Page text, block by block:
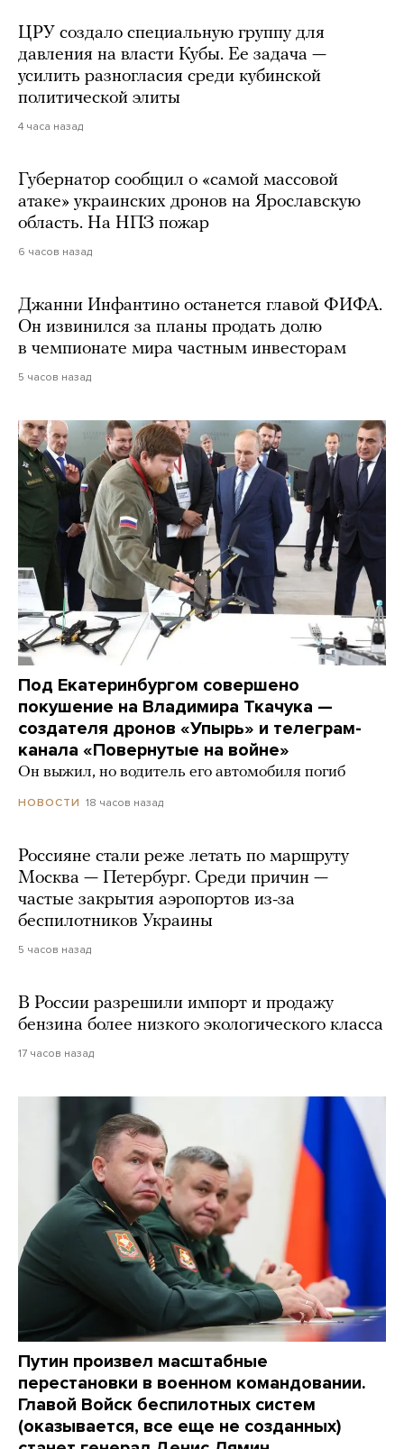
ЦРУ создало специальную группу для
давления на власти Кубы. Ее задача —
усилить разногласия среди кубинской
политической элиты
4 часа назад
Губернатор сообщил о «самой массовой
атаке» украинских дронов на Ярославскую
область. На НПЗ пожар
6 часов назад
Джанни Инфантино останется главой ФИФА.
Он извинился за планы продать долю
в чемпионате мира частным инвесторам
5 часов назад
Под Екатеринбургом совершено
покушение на Владимира Ткачука —
создателя дронов «Упырь» и телеграм-
канала «Повернутые на войне»
Он выжил, но водитель его автомобиля погиб
НОВОСТИ 18 часов назад
Россияне стали реже летать по маршруту
Москва — Петербург. Среди причин —
частые закрытия аэропортов из-за
беспилотников Украины
5 часов назад
В России разрешили импорт и продажу
бензина более низкого экологического класса
17 часов назад
Путин произвел масштабные
перестановки в военном командовании.
Главой Войск беспилотных систем
(оказывается, все еще не созданных)